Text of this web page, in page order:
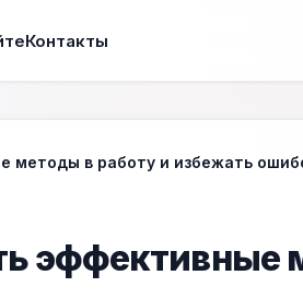
Контакты
методы в работу и избежать
эффективные